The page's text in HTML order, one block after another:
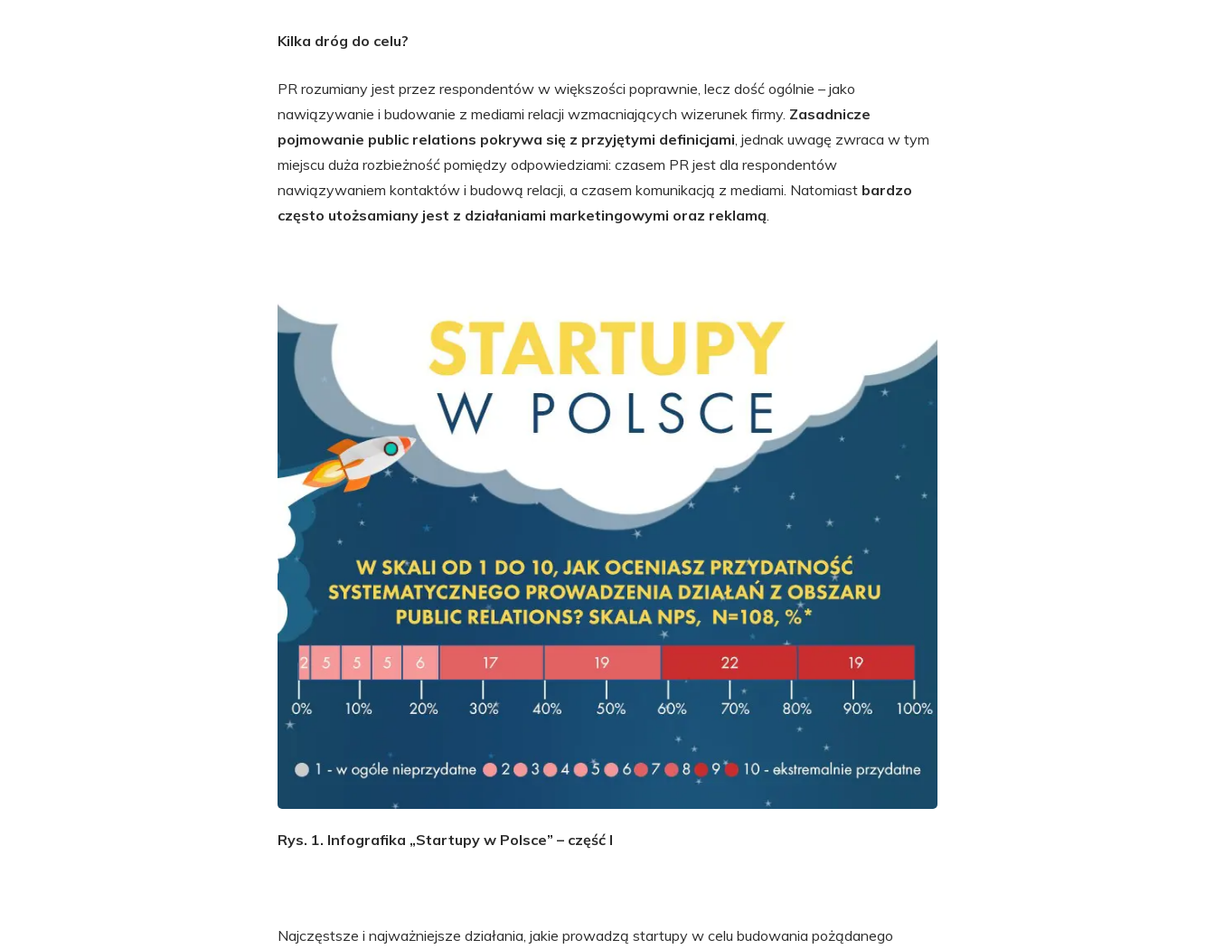
Kilka dróg do celu?
PR rozumiany jest przez respondentów w większości poprawnie, lecz dość ogólnie – jako
nawiązywanie i budowanie z mediami relacji wzmacniających wizerunek firmy. Zasadnicze
pojmowanie public relations pokrywa się z przyjętymi definicjami, jednak uwagę zwraca w tym
miejscu duża rozbieżność pomiędzy odpowiedziami: czasem PR jest dla respondentów
nawiązywaniem kontaktów i budową relacji, a czasem komunikacją z mediami. Natomiast bardzo
często utożsamiany jest z działaniami marketingowymi oraz reklamą.
Rys. 1. Infografika „Startupy w Polsce” – część I
Najczęstsze i najważniejsze działania, jakie prowadzą startupy w celu budowania pożądanego